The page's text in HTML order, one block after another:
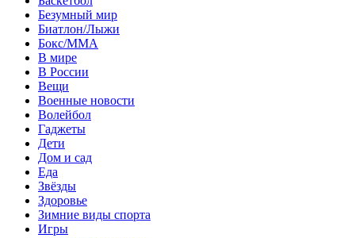
Безумный мир
Биатлон/Лыжи
Бокс/MMA
В мире
В России
Вещи
Военные новости
Волейбол
Гаджеты
Дети
Дом и сад
Еда
Звёзды
Здоровье
Зимние виды спорта
Игры